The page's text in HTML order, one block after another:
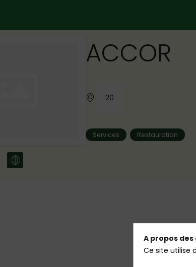
ACCOR
20
Services Restauration
A propos
Ce site utilise